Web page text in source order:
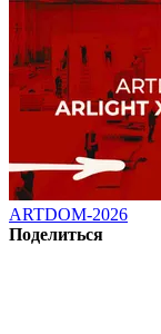
ARTDOM-2026
Поделиться